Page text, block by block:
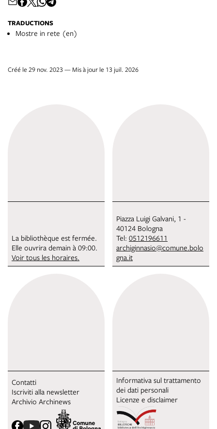
TRADUCTIONS
Mostre in rete (en)
Créé le 29 nov. 2023 — Mis à jour le 13 juil. 2026
La bibliothèque est fermée.
Elle ouvrira demain à 09:00.
Voir tous les horaires.
Piazza Luigi Galvani, 1 -
40124 Bologna
Tel: 0512196611
archiginnasio@comune.bolo
gna.it
Contatti
Iscriviti alla newsletter
Archivio Archinews
Informativa sul trattamento
dei dati personali
Licenze e disclaimer